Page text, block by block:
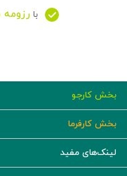
با رزومه
بخش کارجو
بخش کارفرما
لینک‌های مفید